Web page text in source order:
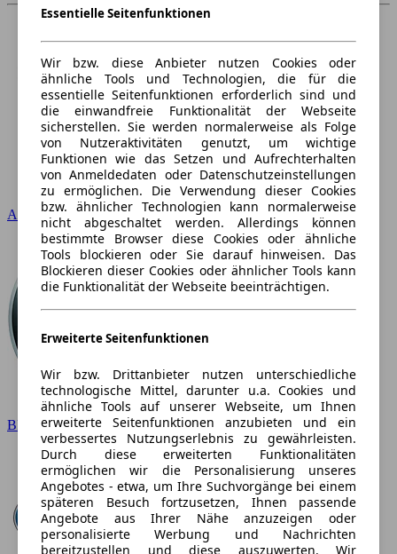
Audi
BMW
Essentielle Seitenfunktionen
Wir bzw. diese Anbieter nutzen Cookies oder
ähnliche Tools und Technologien, die für die
essentielle Seitenfunktionen erforderlich sind und
die einwandfreie Funktionalität der Webseite
sicherstellen. Sie werden normalerweise als Folge
von Nutzeraktivitäten genutzt, um wichtige
Funktionen wie das Setzen und Aufrechterhalten
von Anmeldedaten oder Datenschutzeinstellungen
zu ermöglichen. Die Verwendung dieser Cookies
bzw. ähnlicher Technologien kann normalerweise
nicht abgeschaltet werden. Allerdings können
bestimmte Browser diese Cookies oder ähnliche
Tools blockieren oder Sie darauf hinweisen. Das
Blockieren dieser Cookies oder ähnlicher Tools kann
die Funktionalität der Webseite beeinträchtigen.
Erweiterte Seitenfunktionen
Wir bzw. Drittanbieter nutzen unterschiedliche
technologische Mittel, darunter u.a. Cookies und
ähnliche Tools auf unserer Webseite, um Ihnen
erweiterte Seitenfunktionen anzubieten und ein
verbessertes Nutzungserlebnis zu gewährleisten.
Durch diese erweiterten Funktionalitäten
ermöglichen wir die Personalisierung unseres
Angebotes - etwa, um Ihre Suchvorgänge bei einem
späteren Besuch fortzusetzen, Ihnen passende
Angebote aus Ihrer Nähe anzuzeigen oder
personalisierte Werbung und Nachrichten
bereitzustellen und diese auszuwerten. Wir